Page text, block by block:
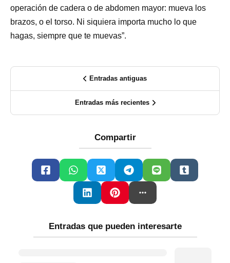
operación de cadera o de abdomen mayor: mueva los
brazos, o el torso. Ni siquiera importa mucho lo que
hagas, siempre que te muevas”.
Entradas antiguas
Entradas más recientes
Compartir
Entradas que pueden interesarte